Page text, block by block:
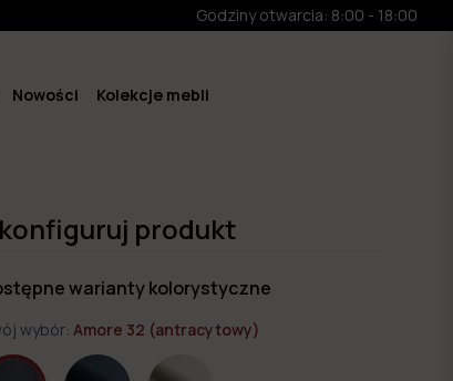
Godziny otwarcia: 8:00 - 18:00
Nowości Kolekcje mebli
produkt
warianty kolorystyczne
wybór:Amore 32 (antracytowy)